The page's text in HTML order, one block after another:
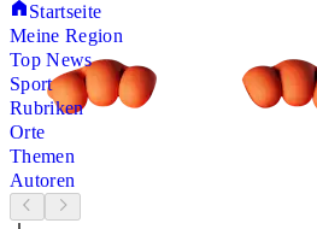
Startseite
Meine Region
Top News
Sport
Rubriken
Orte
Themen
Autoren